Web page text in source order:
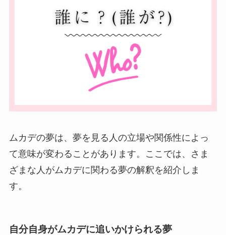
ムカデの夢は、夢を見る人の立場や関係性によっ
て意味が変わることがあります。ここでは、さま
ざまな人がムカデに関わる夢の解釈を紹介しま
す。
自分自身がムカデに追いかけられる夢